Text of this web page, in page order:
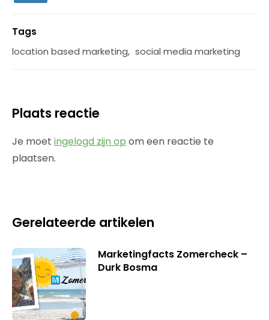
Tags
location based marketing, social media marketing
Plaats reactie
Je moet ingelogd zijn op om een reactie te
plaatsen.
Gerelateerde artikelen
Marketingfacts Zomercheck –
Durk Bosma